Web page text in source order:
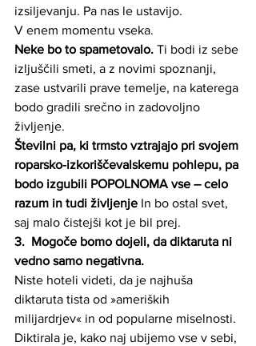
izsiljevanju. Pa nas le ustavijo.
V enem momentu vseka.
Neke bo to spametovalo. Ti bodi iz sebe
izljuščili smeti, a z novimi spoznanji,
zase ustvarili prave temelje, na katerega
bodo gradili srečno in zadovoljno
življenje.
Številni pa, ki trmsto vztrajajo pri svojem
roparsko-izkoriščevalskemu pohlepu, pa
bodo izgubili POPOLNOMA vse – celo
razum in tudi življenje In bo ostal svet,
saj malo čistejši kot je bil prej.
3. Mogoče bomo dojeli, da diktaruta ni
vedno samo negativna.
Niste hoteli videti, da je najhuša
diktaruta tista od »ameriških
milijardrjev« in od popularne miselnosti.
Diktirala je, kako naj ubijemo vse v sebi,